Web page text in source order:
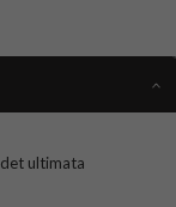
ultimata